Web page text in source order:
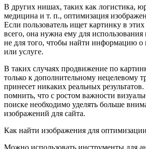
В других нишах, таких как логистика,
медицина и т. п., оптимизация
Если пользователь ищет картинку в этих
всего, она нужна ему для использования
не для того, чтобы найти информацию о
или услуге.
В таких случаях продвижение по
только к дополнительному нецелевому
принесет никаких реальных
помнить, что с ростом важности
поиске необходимо уделять больше
изображений для сайта.
Как найти изображения для оптимизации
Можно использовать инструменты для